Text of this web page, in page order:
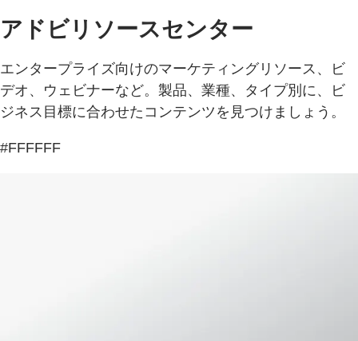
アドビリソースセンター
エンタープライズ向けのマーケティングリソース、ビ
デオ、ウェビナーなど。製品、業種、タイプ別に、ビ
ジネス目標に合わせたコンテンツを見つけましょう。
#FFFFFF